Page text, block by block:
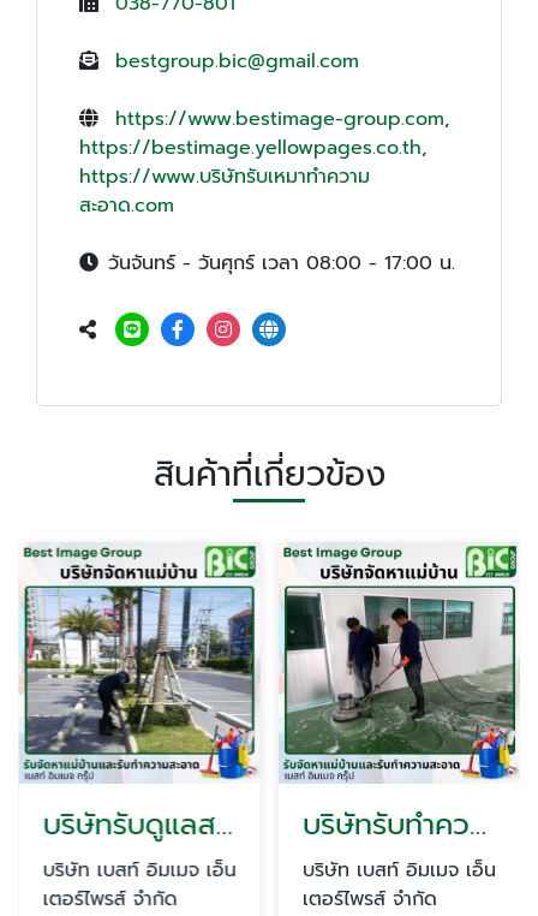
bestgroup.bic@gmail.com
https://www.bestimage-group.com,
https://bestimage.yellowpages.co.th,
https://www.บริษัทรับเหมาทําความ
สะอาด.com
วันจันทร์ - วันศุกร์ เวลา 08:00 - 17:00 น.
สินค้าที่เกี่ยวข้อง
บริษัทรับดูแลสวนรายเดือน
บริษัท เบสท์ อิมเมจ เอ็น
เตอร์ไพรส์ จำกัด
บริษัทรับทำความสะอาดโรงงาน ชลบุรี
บริษัท เบสท์ อิมเมจ เอ็น
เตอร์ไพรส์ จำกัด